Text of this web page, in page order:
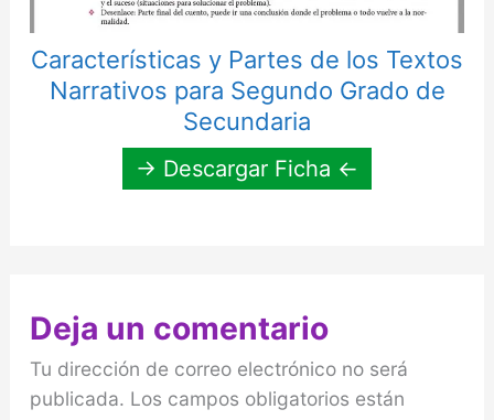
Características y Partes de los Textos
Narrativos para Segundo Grado de
Secundaria
→ Descargar Ficha ←
Deja un comentario
Tu dirección de correo electrónico no será
publicada. Los campos obligatorios están